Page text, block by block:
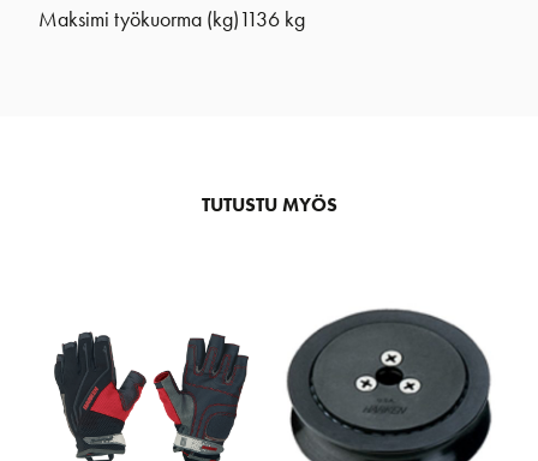
Maksimi työkuorma (kg)1136 kg
TUTUSTU MYÖS